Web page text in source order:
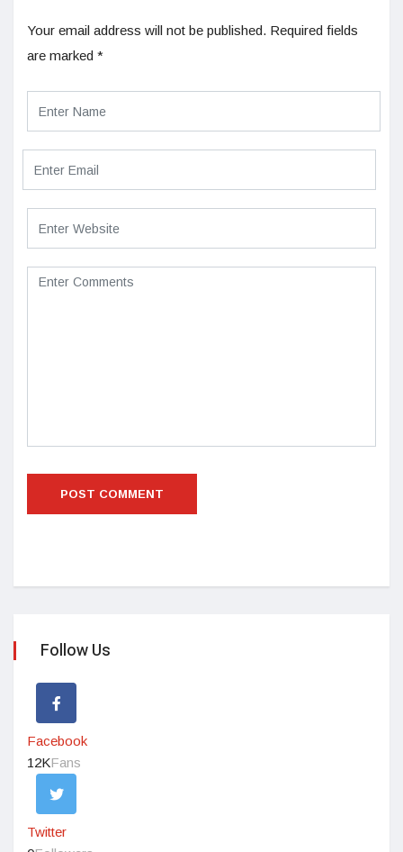
Your email address will not be published. Required fields
are marked *
Follow Us
Facebook
12KFans
Twitter